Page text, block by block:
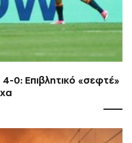
0: Επιβλητικό «σεφτέ»